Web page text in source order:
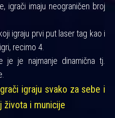
igrači imaju neograničen broj
igraju prvi put laser tag kao i
recimo 4.
je je najmanje dinamična tj.
igraju svako za sebe i
života i municije